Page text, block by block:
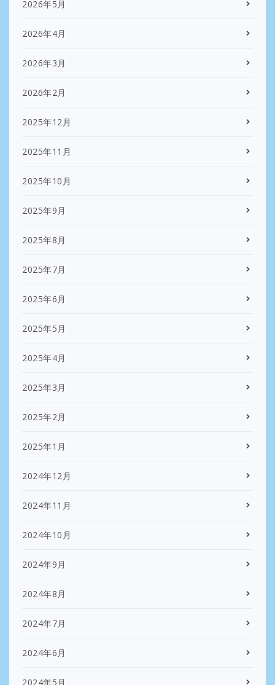
2026年5月
2026年4月
2026年3月
2026年2月
2025年12月
2025年11月
2025年10月
2025年9月
2025年8月
2025年7月
2025年6月
2025年5月
2025年4月
2025年3月
2025年2月
2025年1月
2024年12月
2024年11月
2024年10月
2024年9月
2024年8月
2024年7月
2024年6月
2024年5月